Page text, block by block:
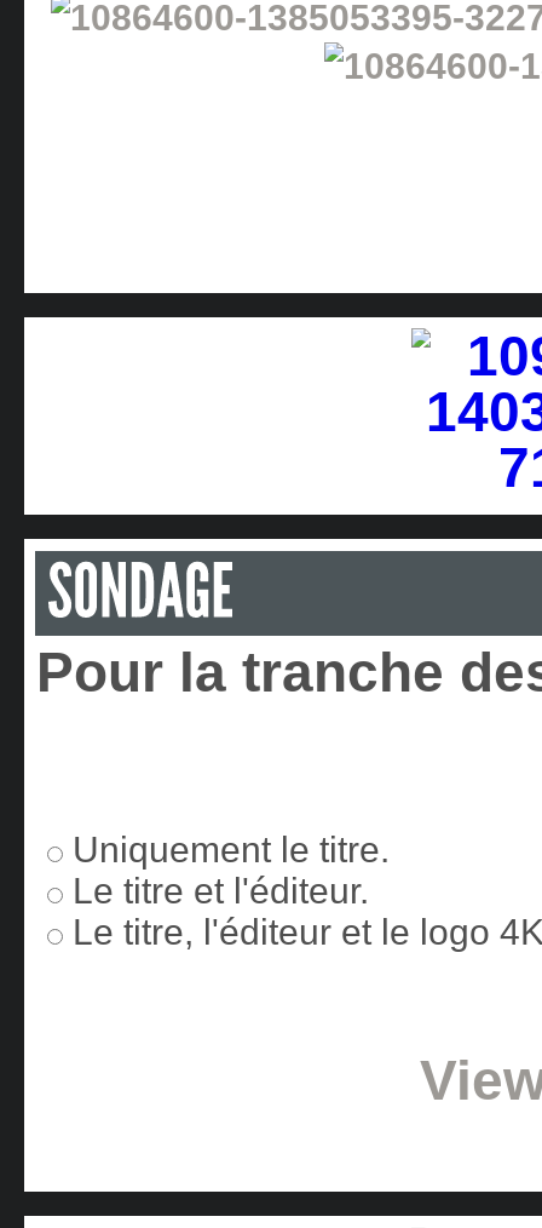
Pour la tranche
Uniquement le titre.
Le titre et l'éditeur.
Le titre, l'éditeur et le logo